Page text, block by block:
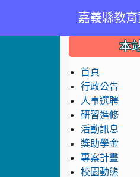
嘉義縣教育
::: 本
首頁
行政公告
人事選聘
研習進修
活動訊息
獎助學金
專案計畫
校園動態